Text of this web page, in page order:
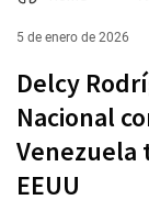
5 de enero de 2026
Delcy
Nacional
Venezuela
EEUU